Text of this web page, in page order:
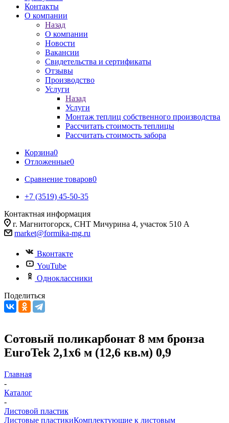
Контакты
О компании
Назад
О компании
Новости
Вакансии
Свидетельства и сертификаты
Отзывы
Производство
Услуги
Назад
Услуги
Монтаж теплиц собственного производства
Рассчитать стоимость теплицы
Рассчитать стоимость забора
Корзина0
Отложенные0
Сравнение товаров0
+7 (3519) 45-50-35
Контактная информация
г. Магнитогорск, СНТ Мичурина 4, участок 510 А
market@formika-mg.ru
Вконтакте
YouTube
Одноклассники
Поделиться
Сотовый поликарбонат 8 мм бронза
EuroTek 2,1х6 м (12,6 кв.м) 0,9
Главная
-
Каталог
-
Листовой пластик
Листовые пластикиКомплектующие к листовым